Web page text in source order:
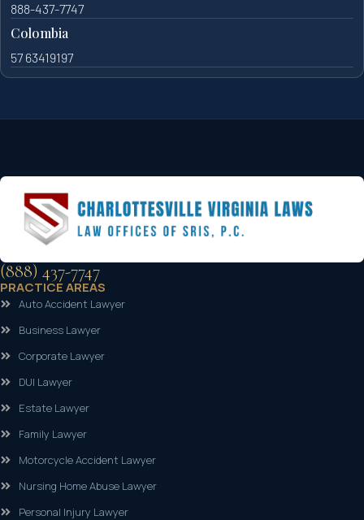
888-437-7747
Colombia
57 63419197
(888) 437-7747
PRACTICE AREAS
Auto Accident Lawyer
Business Lawyer
Corporate Lawyer
DUI Lawyer
Estate Lawyer
Family Lawyer
Motorcycle Accident Lawyer
Nursing Home Abuse Lawyer
Personal Injury Lawyer